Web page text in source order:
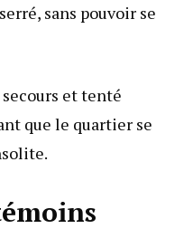
sans pouvoir se
et tenté
que le quartier se